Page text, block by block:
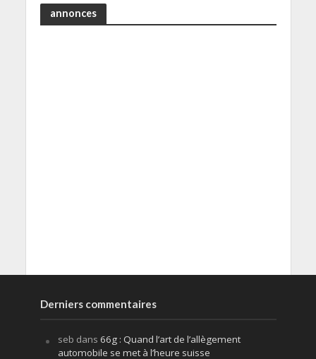
annonces
Derniers commentaires
seb dans 66g : Quand l’art de l’allègement
automobile se met à l’heure suisse